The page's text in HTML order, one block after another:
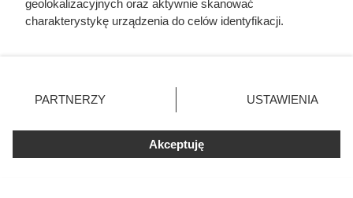
Carrefour szaleje z promocjami.
geolokalizacyjnych oraz aktywnie skanować
charakterystykę urządzenia do celów identyfikacji.
zmienić/wycofać klikając przycisk ustawień prywatności
znajdujący się w lewym dolnym rogu strony
rodzaje przetwarzania danych nie wymagają zgody
użytkownika, ale masz prawo sprzeciwić się takiemu
przetwarzaniu. Preferencje będą miały zastosowania tylko
PARTNERZY USTAWIENIA
Akceptuję